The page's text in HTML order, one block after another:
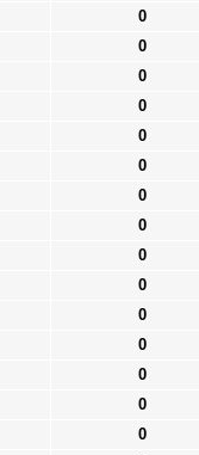
0
0
0
0
0
0
0
0
0
0
0
0
0
0
0